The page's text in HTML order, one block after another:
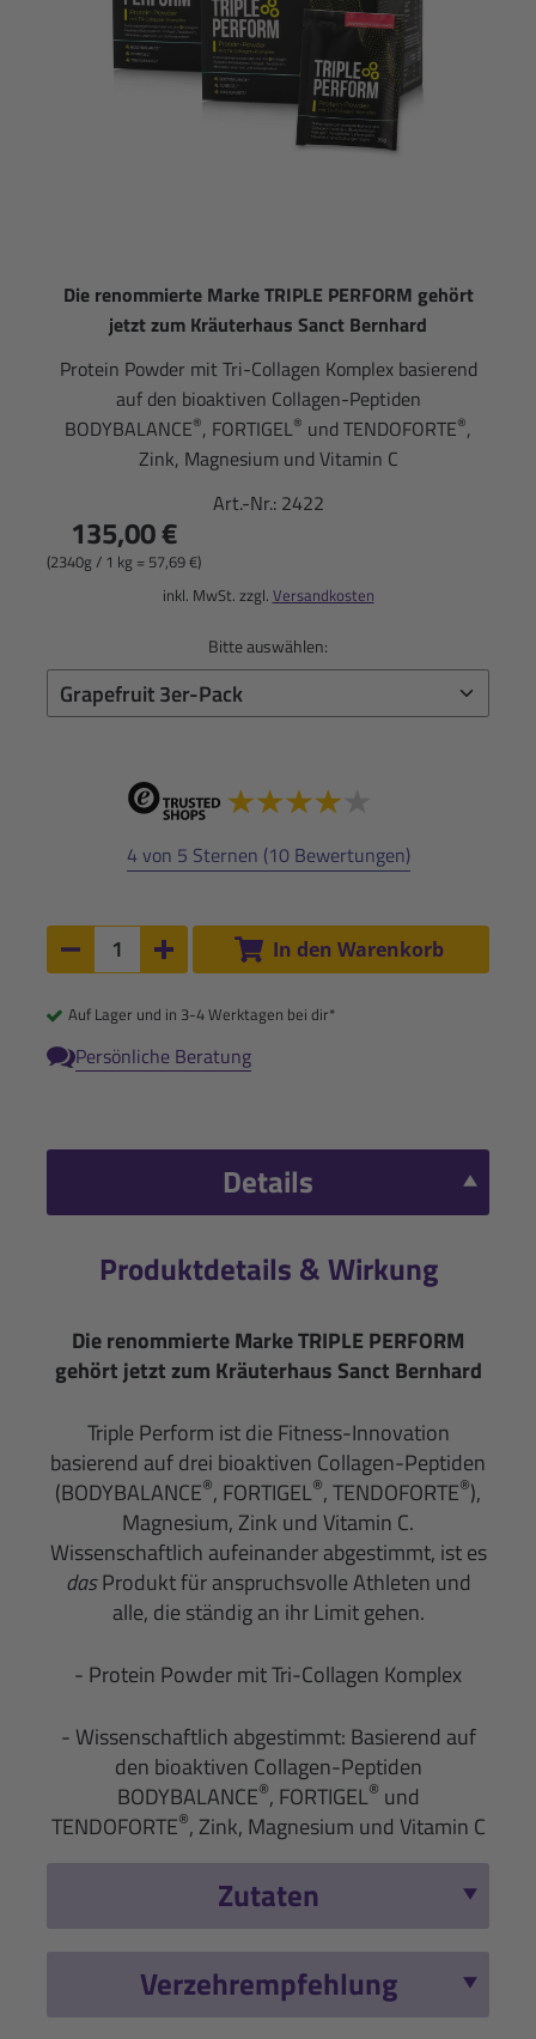
Die renommierte Marke TRIPLE PERFORM gehört
jetzt zum Kräuterhaus Sanct Bernhard
Protein Powder mit Tri-Collagen Komplex basierend
auf den bioaktiven Collagen-Peptiden
BODYBALANCE®, FORTIGEL® und TENDOFORTE®,
Zink, Magnesium und Vitamin C
Art.-Nr.: 2422
135,00 €
(2340g / 1 kg = 57,69 €)
inkl. MwSt. zzgl. Versandkosten
Bitte auswählen:
4 von 5 Sternen (10 Bewertungen)
Anzahl:
Anzahl um 1 verringern
Anzahl um 1 erhöhen
In den Warenkorb
Auf Lager und in 3-4 Werktagen bei dir*
Persönliche Beratung
Details
Produktdetails & Wirkung
Die renommierte Marke TRIPLE PERFORM
gehört jetzt zum Kräuterhaus Sanct Bernhard
Triple Perform ist die Fitness-Innovation
basierend auf drei bioaktiven Collagen-Peptiden
(BODYBALANCE®, FORTIGEL®, TENDOFORTE®),
Magnesium, Zink und Vitamin C.
Wissenschaftlich aufeinander abgestimmt, ist es
dasProdukt für anspruchsvolle Athleten und
alle, die ständig an ihr Limit gehen.
- Protein Powder mit Tri-Collagen Komplex
- Wissenschaftlich abgestimmt: Basierend auf
den bioaktiven Collagen-Peptiden
BODYBALANCE®, FORTIGEL® und
TENDOFORTE®, Zink, Magnesium und Vitamin C
Zutaten
Verzehrempfehlung